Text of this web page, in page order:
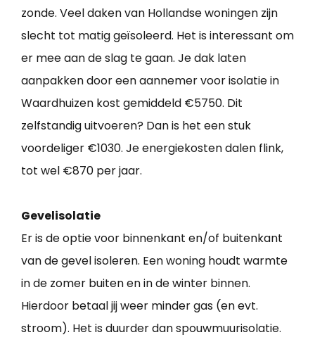
zonde. Veel daken van Hollandse woningen zijn
slecht tot matig geïsoleerd. Het is interessant om
er mee aan de slag te gaan. Je dak laten
aanpakken door een aannemer voor isolatie in
Waardhuizen kost gemiddeld €5750. Dit
zelfstandig uitvoeren? Dan is het een stuk
voordeliger €1030. Je energiekosten dalen flink,
tot wel €870 per jaar.
Gevelisolatie
Er is de optie voor binnenkant en/of buitenkant
van de gevel isoleren. Een woning houdt warmte
in de zomer buiten en in de winter binnen.
Hierdoor betaal jij weer minder gas (en evt.
stroom). Het is duurder dan spouwmuurisolatie.